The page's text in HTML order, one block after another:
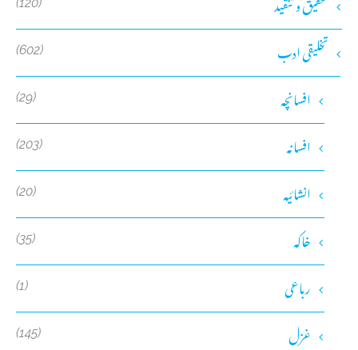
تخلیقی ادب (602)
افسانچہ (29)
افسانہ (203)
انشائیہ (20)
خاکہ (35)
رباعی (1)
غزل (145)